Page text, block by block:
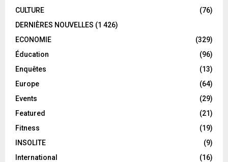
CULTURE
(76)
DERNIÈRES NOUVELLES (1 426)
ECONOMIE
(329)
Éducation
(96)
Enquêtes
(13)
Europe
(64)
Events
(29)
Featured
(21)
Fitness
(19)
INSOLITE
(9)
International
(16)